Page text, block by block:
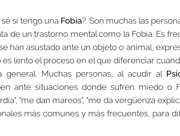
si tengo una Fobia?. Son muchas las
de un trastorno mental como la Fobia. Es
han asustado ante un objeto o animal,
es lento el proceso en el que diferenciar
general. Muchas personas, al acudir al
ante situaciones donde sufren miedo o
"me dan mareos", "me da vergüenza
más comunes y más frecuentes, para